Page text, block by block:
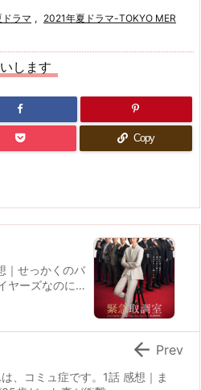
ラマ , 2021年夏ドラマ-TOKYO MER
します
Copy
｜せっかくのバ
ヤーズなのに…
、コミュ症です。1話 感想｜ま
 Prev